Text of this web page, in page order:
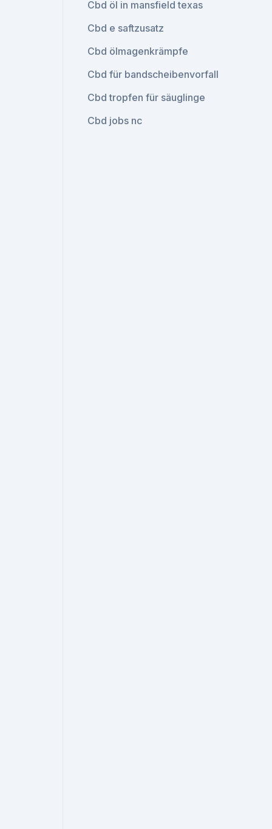
Cbd öl in mansfield texas
Cbd e saftzusatz
Cbd ölmagenkrämpfe
Cbd für bandscheibenvorfall
Cbd tropfen für säuglinge
Cbd jobs nc